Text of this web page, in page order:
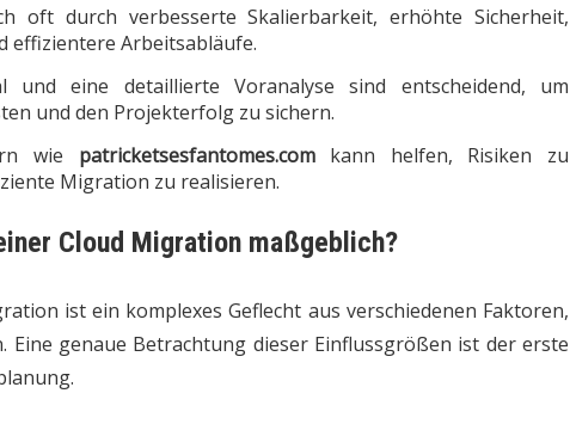
oft durch verbesserte Skalierbarkeit, erhöhte Sicherheit,
effizientere Arbeitsabläufe.
und eine detaillierte Voranalyse sind entscheidend, um
und den Projekterfolg zu sichern.
wie patricketsesfantomes.comkann helfen, Risiken zu
Migration zu realisieren.
Cloud Migration maßgeblich?
ist ein komplexes Geflecht aus verschiedenen Faktoren,
Eine genaue Betrachtung dieser Einflussgrößen ist der erste